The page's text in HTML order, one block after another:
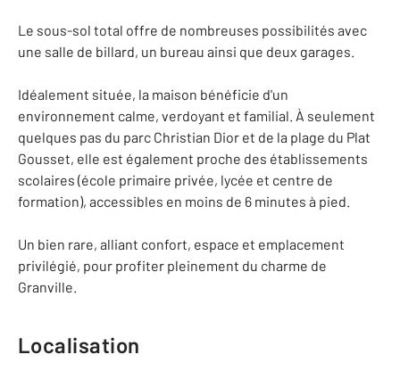
Le sous-sol total offre de nombreuses possibilités avec
une salle de billard, un bureau ainsi que deux garages.
Idéalement située, la maison bénéficie d'un
environnement calme, verdoyant et familial. À seulement
quelques pas du parc Christian Dior et de la plage du Plat
Gousset, elle est également proche des établissements
scolaires (école primaire privée, lycée et centre de
formation), accessibles en moins de 6 minutes à pied.
Un bien rare, alliant confort, espace et emplacement
privilégié, pour profiter pleinement du charme de
Granville.
Localisation